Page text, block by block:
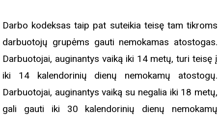
Darbo kodeksas taip pat suteikia teisę tam tikroms
darbuotojų grupėms gauti nemokamas atostogas.
Darbuotojai, auginantys vaiką iki 14 metų, turi teisę į
iki 14 kalendorinių dienų nemokamų atostogų.
Darbuotojai, auginantys vaiką su negalia iki 18 metų,
gali gauti iki 30 kalendorinių dienų nemokamų